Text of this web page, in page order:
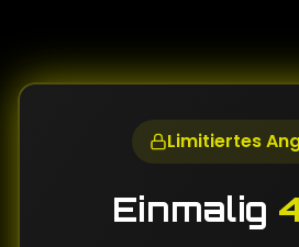
Limitiertes
Einmalig